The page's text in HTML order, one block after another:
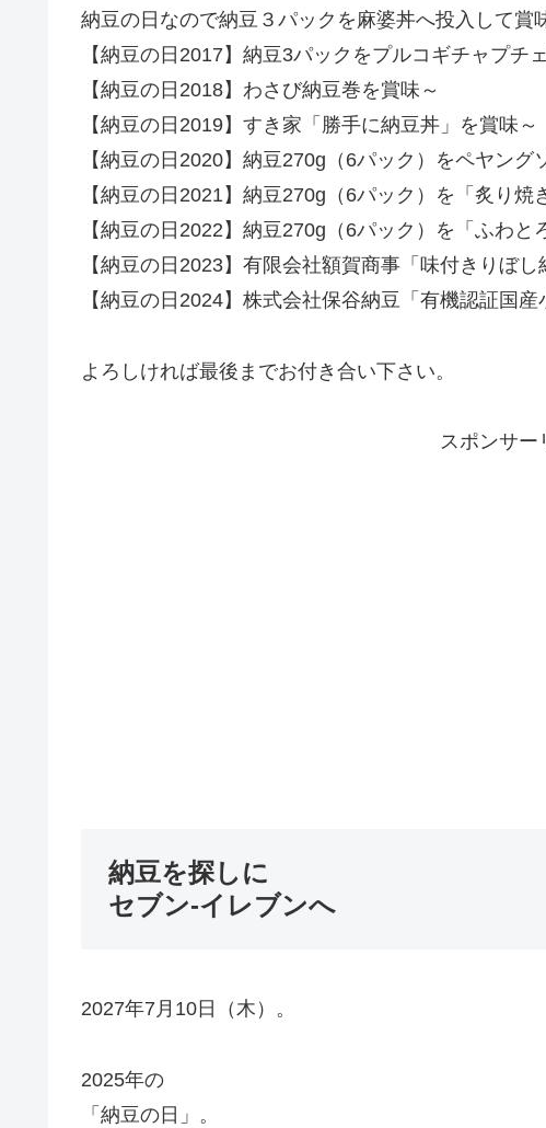
納豆の日なので納豆３パックを麻婆丼へ投入して賞
【納豆の日2017】納豆3パックをプルコギチャプチ
【納豆の日2018】わさび納豆巻を賞味～
【納豆の日2019】すき家「勝手に納豆丼」を賞味～
【納豆の日2020】納豆270g（6パック）をペヤン
【納豆の日2021】納豆270g（6パック）を「炙り
【納豆の日2022】納豆270g（6パック）を「ふわ
【納豆の日2023】有限会社額賀商事「味付きりぼし
【納豆の日2024】株式会社保谷納豆「有機認証国産
よろしければ最後までお付き合い下さい。
スポンサー
納豆を探しに
セブン-イレブンへ
2027年7月10日（木）。
2025年の
「納豆の日」。